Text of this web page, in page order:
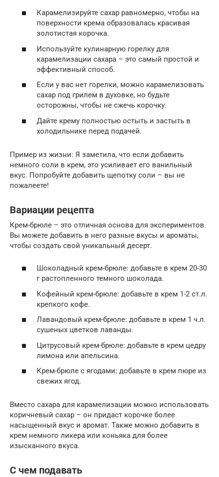
Карамелизируйте сахар равномерно, чтобы на
поверхности крема образовалась красивая
золотистая корочка.
Используйте кулинарную горелку для
карамелизации сахара – это самый простой и
эффективный способ.
Если у вас нет горелки, можно карамелизовать
сахар под грилем в духовке, но будьте
осторожны, чтобы не сжечь корочку.
Дайте крему полностью остыть и застыть в
холодильнике перед подачей.
Пример из жизни: Я заметила, что если добавить
немного соли в крем, это усиливает его ванильный
вкус. Попробуйте добавить щепотку соли – вы не
пожалеете!
Вариации рецепта
Крем-брюле – это отличная основа для экспериментов.
Вы можете добавить в него разные вкусы и ароматы,
чтобы создать свой уникальный десерт.
Шоколадный крем-брюле: добавьте в крем 20-30
г растопленного темного шоколада.
Кофейный крем-брюле: добавьте в крем 1-2 ст.л.
крепкого кофе.
Лавандовый крем-брюле: добавьте в крем 1 ч.л.
сушеных цветков лаванды.
Цитрусовый крем-брюле: добавьте в крем цедру
лимона или апельсина.
Крем-брюле с ягодами: добавьте в крем пюре из
свежих ягод.
Вместо сахара для карамелизации можно использовать
коричневый сахар – он придаст корочке более
насыщенный вкус и аромат. Также можно добавить в
крем немного ликера или коньяка для более
изысканного вкуса.
С чем подавать